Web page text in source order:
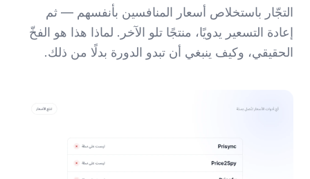
التجّار باستخلاص أسعار المنافسين بأنفسهم — ثم
إعادة التسعير يدويًا، منتجًا تلو الآخر. لماذا هذا هو الفخّ
الحقيقي، وكيف ينبغي أن تبدو الدورة بدلًا من ذلك.